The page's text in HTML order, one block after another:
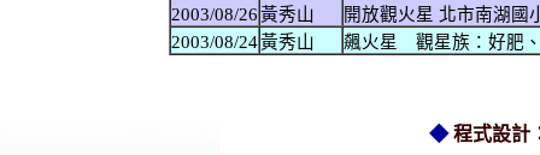
2003/08/26黃秀山
開放觀火星 北市南湖國
2003/08/24黃秀山 飆火星 觀星族：好肥
◆ 程式設計